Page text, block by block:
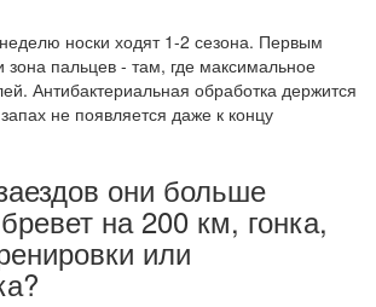
носки ходят 1-2 сезона. Первым
зона пальцев - там, где максимальное
Антибактериальная обработка держится
не появляется даже к концу
они больше
на 200 км, гонка,
или